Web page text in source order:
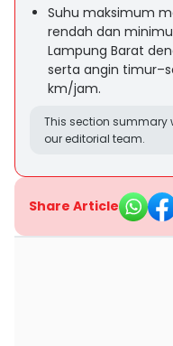
Suhu maksimum
rendah dan
Lampung Barat
serta angin
km/jam.
This section summary
our editorial team.
Share Article